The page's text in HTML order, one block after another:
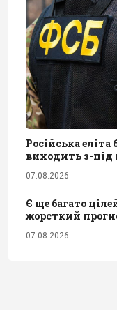
Російська
виходить з-під
07.08.2026
Є ще багато
жорсткий
07.08.2026